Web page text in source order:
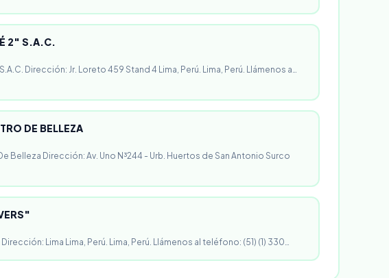
2" S.A.C.
Dirección: Jr. Loreto 459 Stand 4 Lima, Perú. Lima, Perú. Llámenos a…
DE BELLEZA
Belleza Dirección: Av. Uno N³244 - Urb. Huertos de San Antonio Surco
Lima Lima, Perú. Lima, Perú. Llámenos al teléfono: (51) (1) 330…